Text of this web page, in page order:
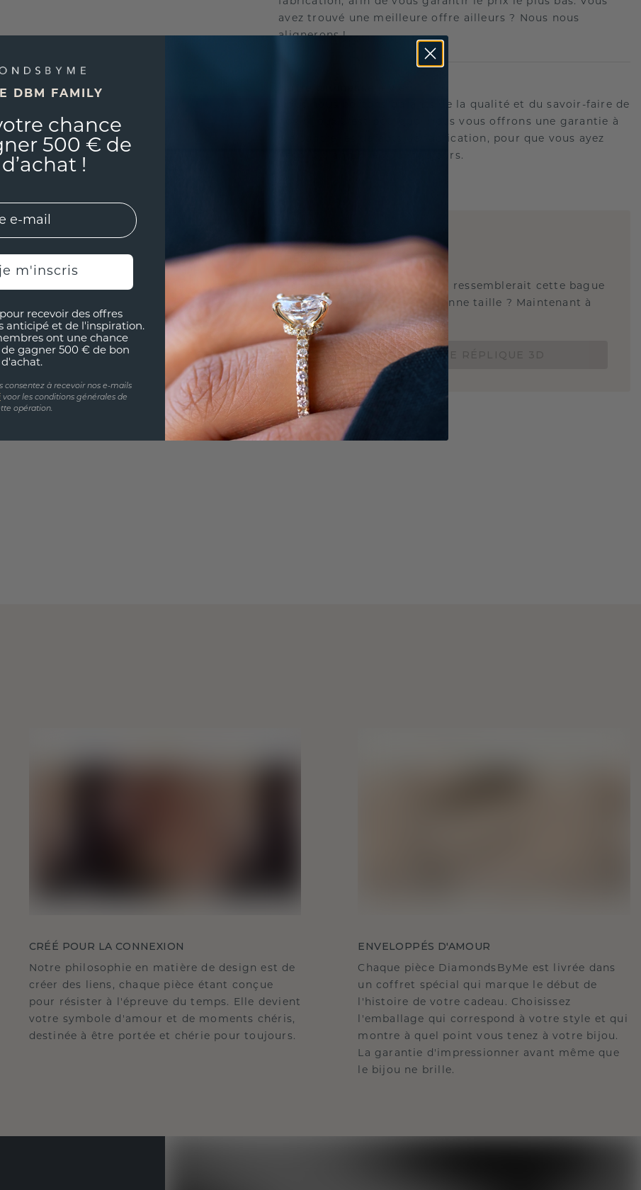
avez trouvé une meilleure offre ailleurs ? Nous nous
alignerons !
Nous nous portons garants de la qualité et du savoir-faire de
nos bijoux.C'est pourquoi nous vous offrons une garantie à
vie contre les défauts de fabrication, pour que vous ayez
l'esprit tranquille pour toujours.
UNIQUE
Souhaitez-vous savoir à quoi ressemblerait cette bague
sur vous et si elle est à la bonne taille ? Maintenant à
partir de 15 €.
COMMANDEZ UNE RÉPLIQUE 3D
CRÉÉ POUR LA CONNEXION
Notre philosophie en matière de design est de
créer des liens, chaque pièce étant conçue
pour résister à l'épreuve du temps. Elle devient
votre symbole d'amour et de moments chéris,
destinée à être portée et chérie pour toujours.
ENVELOPPÉS D'AMOUR
Chaque pièce DiamondsByMe est livrée dans
un coffret spécial qui marque le début de
l'histoire de votre cadeau. Choisissez
l'emballage qui correspond à votre style et qui
montre à quel point vous tenez à votre bijou.
La garantie d'impressionner avant même que
le bijou ne brille.
DBM FAMILY
chance
500 € de
!
m'inscris
recevoir des offres
anticipé et de l'inspiration.
ont une chance
gagner 500 € de bon
d'achat.
consentez à recevoir nos e-mails
voor les conditions générales de
opération.